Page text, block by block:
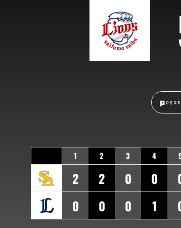
1 2 3 4
2 2 0 0
0
0 0 1